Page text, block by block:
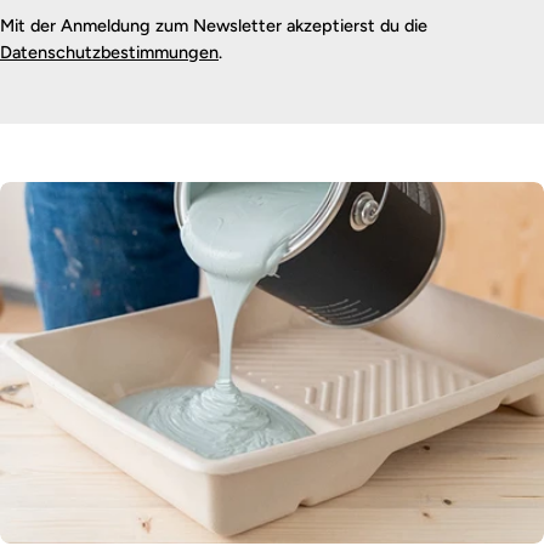
Mit der Anmeldung zum Newsletter akzeptierst du die
Datenschutzbestimmungen.